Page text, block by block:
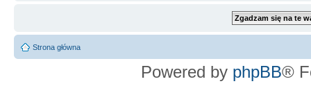
Strona główna
Powered by phpBB®